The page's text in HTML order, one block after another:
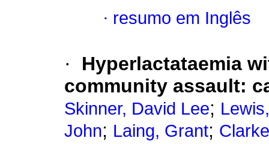
· resumo em Inglês
·
Hyperlactataemia
community assault:
Skinner, David Lee;
John; Laing, Grant;